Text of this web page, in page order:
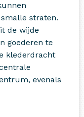
straten.
de wijde
goederen te
klederdracht
evenals